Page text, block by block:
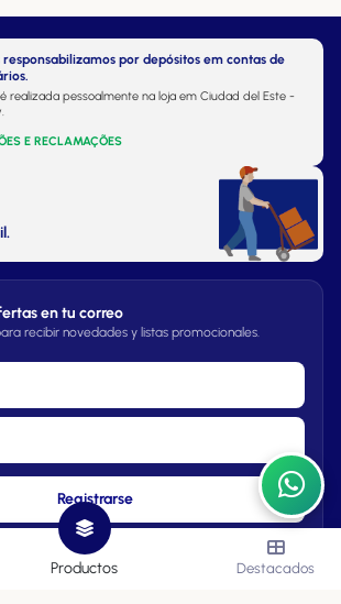
responsabilizamos por depósitos em contas de
realizada pessoalmente na loja em Ciudad del Este -
E RECLAMAÇÕES
en tu correo
recibir novedades y listas promocionales.
Registrarse
Productos Destacados